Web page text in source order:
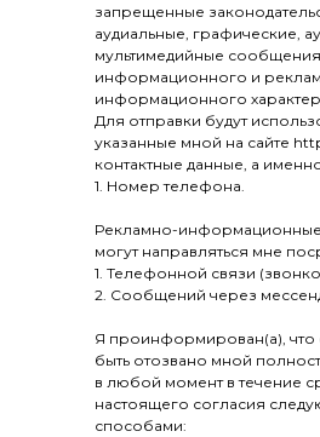
запрещенные
аудиальные, графические,
мультимедийные сообщения
информационного и
информационного
Для отправки будут
указанные мной на сайте
контактные данные, а
1. Номер телефона.
Рекламно-
могут направляться мне
1. Телефонной связи
2. Сообщений через
Я проинформирован(а), что
быть отозвано мной
в любой момент в течение
настоящего согласия
способами: